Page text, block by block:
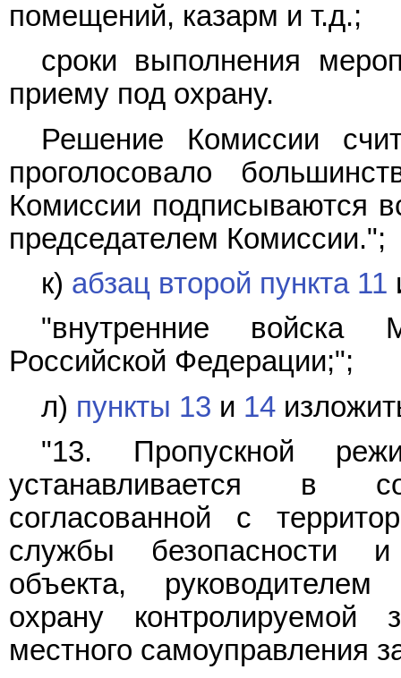
помещений, казарм и т.д.;
сроки выполнения
приему под охрану.
Решение Комиссии
проголосовало
Комиссии подписываются
председателем Комиссии.";
к) абзац второй пункта 11
"внутренние войска
Российской Федерации;";
л) пункты 13 и 14
"13. Пропускной
устанавливается в
согласованной с
службы безопасности и
объекта,
охрану контролируемой
местного самоуправления